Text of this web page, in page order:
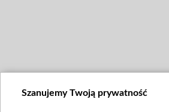
Szanujemy Twoją prywatność